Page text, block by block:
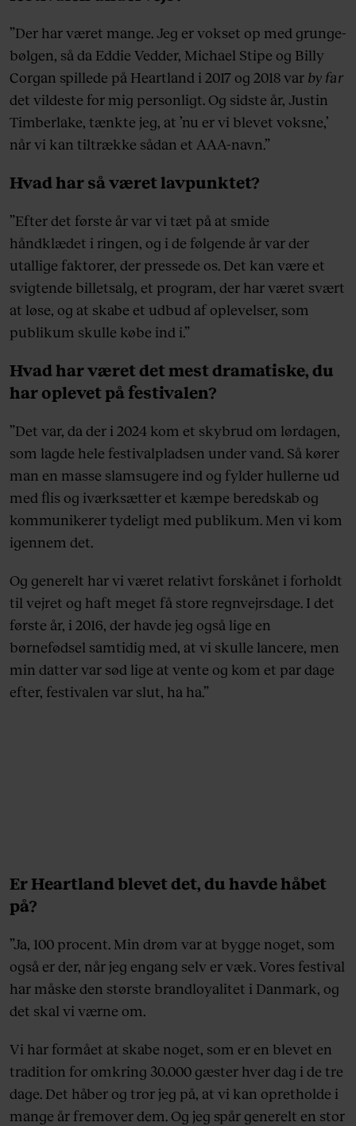
”Der har været mange. Jeg er vokset op med grunge-
bølgen, så da Eddie Vedder, Michael Stipe og Billy
Corgan spillede på Heartland i 2017 og 2018 var by far
det vildeste for mig personligt. Og sidste år, Justin
Timberlake, tænkte jeg, at ’nu er vi blevet voksne,’
når vi kan tiltrække sådan et AAA-navn.”
Hvad har så været lavpunktet?
”Efter det første år var vi tæt på at smide
håndklædet i ringen, og i de følgende år var der
utallige faktorer, der pressede os. Det kan være et
svigtende billetsalg, et program, der har været svært
at løse, og at skabe et udbud af oplevelser, som
publikum skulle købe ind i.”
Hvad har været det mest dramatiske, du
har oplevet på festivalen?
”Det var, da der i 2024 kom et skybrud om lørdagen,
som lagde hele festivalpladsen under vand. Så kører
man en masse slamsugere ind og fylder hullerne ud
med flis og iværksætter et kæmpe beredskab og
kommunikerer tydeligt med publikum. Men vi kom
igennem det.
Og generelt har vi været relativt forskånet i forholdt
til vejret og haft meget få store regnvejrsdage. I det
første år, i 2016, der havde jeg også lige en
børnefødsel samtidig med, at vi skulle lancere, men
min datter var sød lige at vente og kom et par dage
efter, festivalen var slut, ha ha.”
Er Heartland blevet det, du havde håbet
på?
”Ja, 100 procent. Min drøm var at bygge noget, som
også er der, når jeg engang selv er væk. Vores festival
har måske den største brandloyalitet i Danmark, og
det skal vi værne om.
Vi har formået at skabe noget, som er en blevet en
tradition for omkring 30.000 gæster hver dag i de tre
dage. Det håber og tror jeg på, at vi kan opretholde i
mange år fremover dem. Og jeg spår generelt en stor